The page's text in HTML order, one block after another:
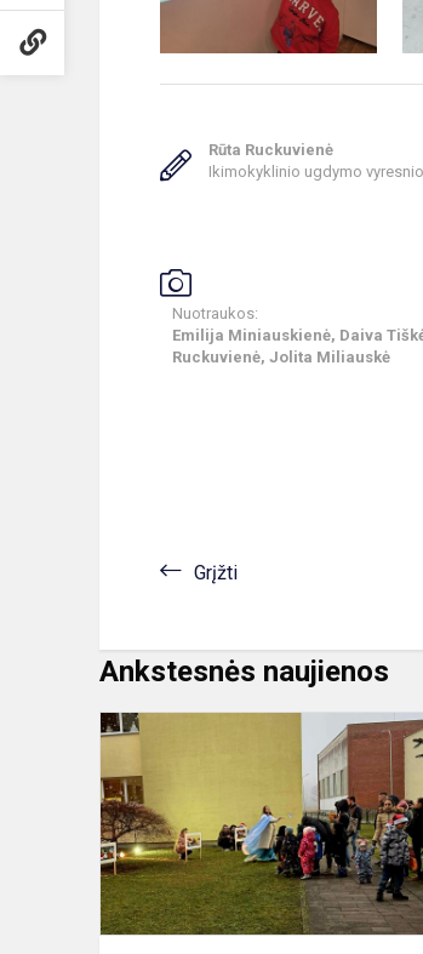
Rūta Ruckuvienė
Ikimokyklinio ugdymo
Nuotraukos:
Emilija Miniauskienė, Daiva
Ruckuvienė, Jolita Miliauskė
Grįžti
Ankstesnės naujienos